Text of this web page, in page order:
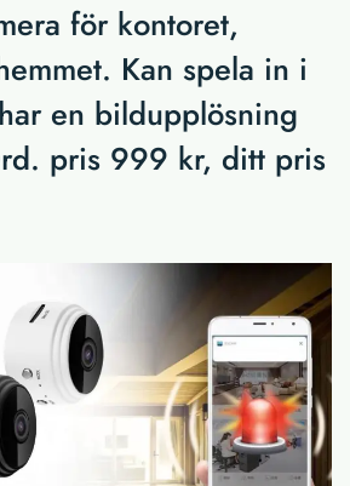
för kontoret,
Kan spela in i
en bildupplösning
pris 999 kr, ditt pris